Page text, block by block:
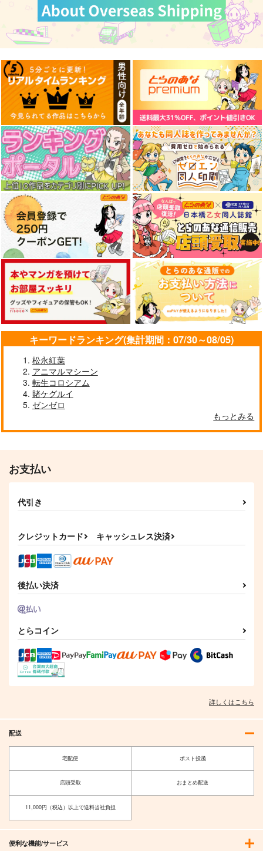
どれが恋かがわからな
い 7
KADOKAWA
902円（税込）
サンプル
作品詳細
キーワードランキング(集計期間：07/30～08/05)
松永紅葉
アニマルマシーン
転生コロシアム
賭ケグルイ
ゼンゼロ
もっとみる
お支払い
代引き
クレジットカード キャッシュレス決済
後払い決済
とらコイン
詳しくはこちら
配送
宅配便 ポスト投函
店頭受取 おまとめ配送
11,000円（税込）以上で送料当社負担
便利な機能/サービス